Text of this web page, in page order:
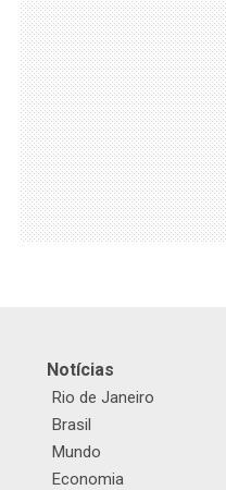
Notícias
Rio de Janeiro
Brasil
Mundo
Economia